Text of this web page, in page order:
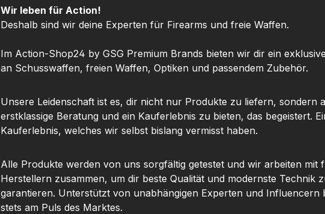
Wir leben für Action!
Deshalb sind wir deine Experten für Firearms und freie Waffen.
Im Action-Shop24 by GSG Premium Brands bieten wir dir ein
an Schusswaffen, freien Waffen, Optiken und passendem Zubehör.
Unsere Leidenschaft ist es, dir nicht nur Produkte zu liefern, sondern
erstklassige Beratung und ein Kauferlebnis zu bieten, das begeistert.
Kauferlebnis, welches wir selbst bislang vermisst haben.
Alle Produkte werden von uns sorgfältig getestet und wir arbeiten mit
Herstellern zusammen, um dir beste Qualität und modernste Technik
garantieren. Unterstützt von unabhängigen Experten und Influencern
stets am Puls des Marktes.